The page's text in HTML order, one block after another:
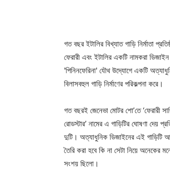
গত বছর ইটালির বিখ্যাত গাড়ি নির্মাতা
ফেরারী এবং ইটালির একটি নামকরা
'পিনিনফেরিনা' যৌথ উদ্যোগে একটি
বিলাসবহুল গাড়ি নির্মাণের পরিকল্পনা করে।
গত বছরই জেনেভা মোটর শো’তে ‘ফেরারী
রোডস্টার’ নামের এ গাড়িটির ঘোষণা দেয়
দুটি। অত্যাধুনিক ডিজাইনের এই গাড়িটি
তৈরি করা হবে কি না সেটা নিয়ে অনেকের
সংশয় ছিলো।